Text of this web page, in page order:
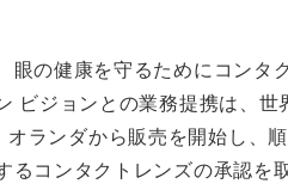
眼の健康を守るためにコンタ
ビジョンとの業務提携は、
ランダから販売を開始し、
るコンタクトレンズの承認を